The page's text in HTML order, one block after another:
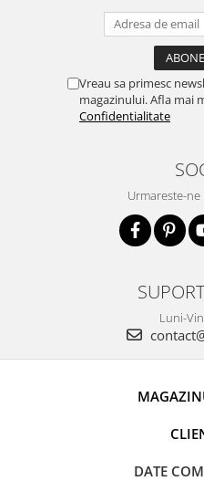
Vreau sa primesc
magazinului. Afla mai
Confidentialitate
Urmareste-
Luni-
DATE